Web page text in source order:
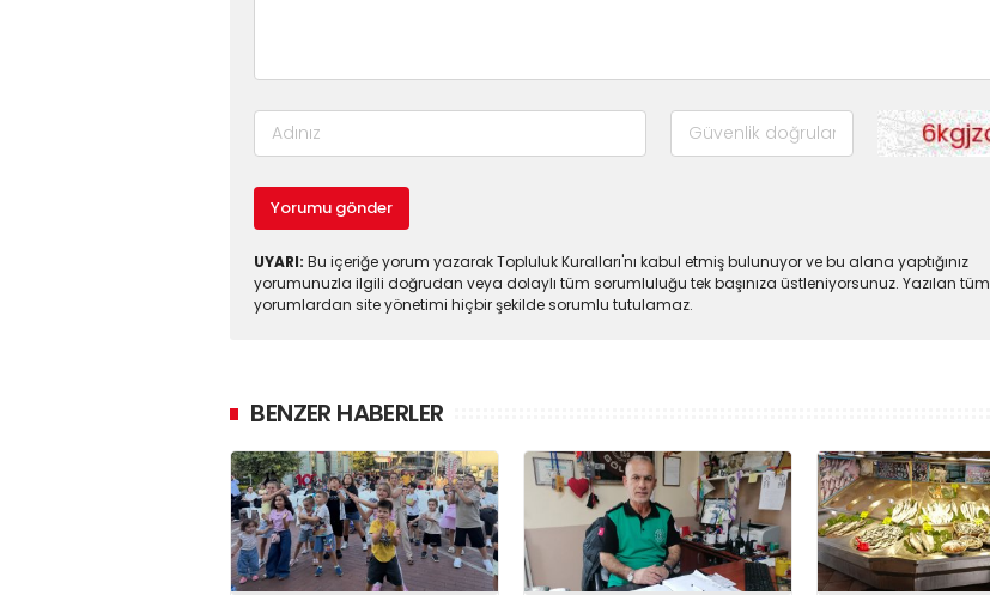
Yorumu gönder
UYARI: Bu içeriğe yorum yazarak Topluluk Kuralları'nı kabul etmiş bulunuyor ve bu alana yaptığınız
yorumunuzla ilgili doğrudan veya dolaylı tüm sorumluluğu tek başınıza üstleniyorsunuz. Yazılan tüm
yorumlardan site yönetimi hiçbir şekilde sorumlu tutulamaz.
BENZER HABERLER